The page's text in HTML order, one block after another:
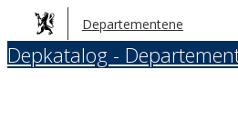
Hopp
til
hovedinnhold
Departementene
Depkatalog -